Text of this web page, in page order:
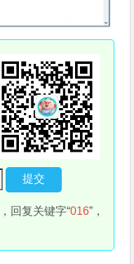
，回复关键字“016”，